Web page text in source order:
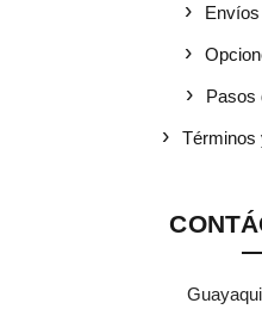
Pasos
Términos